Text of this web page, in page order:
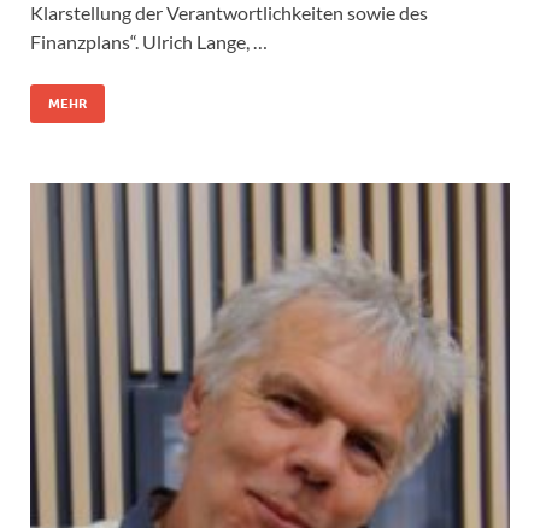
Klarstellung der Verantwortlichkeiten sowie des
Finanzplans“. Ulrich Lange, …
MEHR